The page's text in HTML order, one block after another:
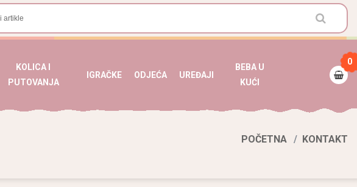
KOLICA I
PUTOVANJA
IGRAČKE ODJEĆA UREĐAJI
BEBA U
KUĆI
0
POČETNA KONTAKT